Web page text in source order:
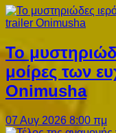
Το
μοίρες των
Onimusha
07 Αυγ 2026 8:00 πμ